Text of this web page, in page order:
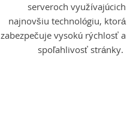
serveroch využívajúcich
najnovšiu technológiu, ktorá
zabezpečuje vysokú rýchlosť a
spoľahlivosť stránky.